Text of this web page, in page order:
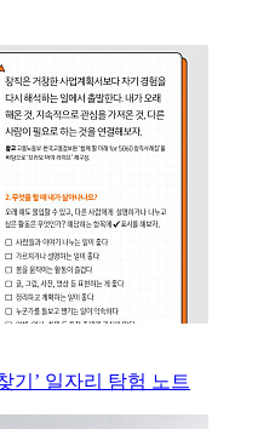
기’ 일자리 탐험 노트